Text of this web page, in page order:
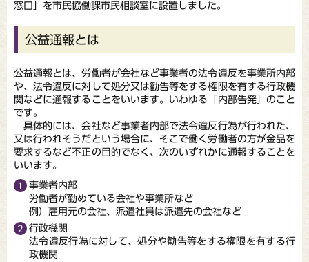
窓口」を市民協働課市民相談室に設置しました。
公益通報とは
公益通報とは、労働者が会社など事業者の法令違反を事業所内部
や、法令違反に対して処分又は勧告等をする権限を有する行政機
関などに通報することをいいます。いわゆる「内部告発」のこと
です。
具体的には、会社など事業者内部で法令違反行為が行われた、
又は行われそうだという場合に、そこで働く労働者の方が金品を
要求するなど不正の目的でなく、次のいずれかに通報することを
いいます。
事業者内部
労働者が勤めている会社や事業所など
例）雇用元の会社、派遣社員は派遣先の会社など
行政機関
法令違反行為に対して、処分や勧告等をする権限を有する行
政機関